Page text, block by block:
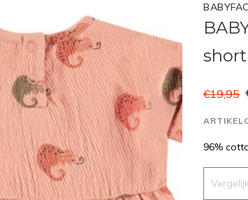
short
€19,95
96%